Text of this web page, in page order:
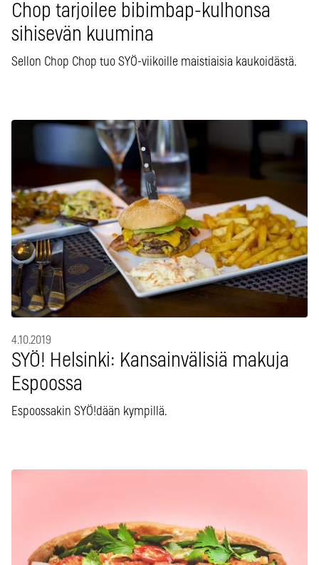
Chop tarjoilee bibimbap-kulhonsa
sihisevän kuumina
Sellon Chop Chop tuo SYÖ-viikoille maistiaisia kaukoidästä.
4.10.2019
SYÖ! Helsinki: Kansainvälisiä makuja
Espoossa
Espoossakin SYÖ!dään kympillä.